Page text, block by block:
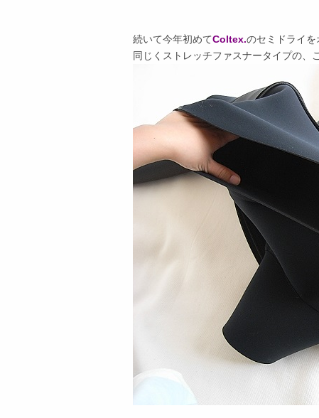
続いて今年初めてColtex.のセミドライを
同じくストレッチファスナータイプの、